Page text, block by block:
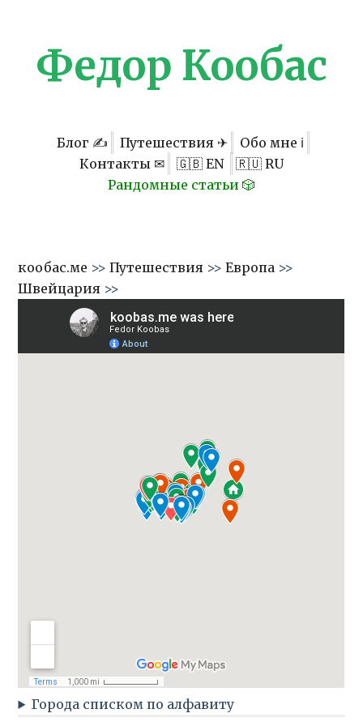
Федор Кообас
Блог ✍ Путешествия ✈
Обо мне ℹ
Контакты ✉
🇬🇧 EN
🇷🇺 RU
Рандомные статьи 🎲
кообас.ме >>Путешествия >>Европа >>
Швейцария >>
Города списком по алфавиту